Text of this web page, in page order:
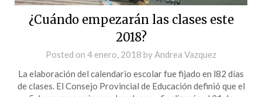
¿Cuándo empezarán las clases este
2018?
Posted on 4 enero, 2018 byAndrea Vazquez
La elaboración del calendario escolar fue fijado en l82 días
de clases. El Consejo Provincial de Educación definió que el